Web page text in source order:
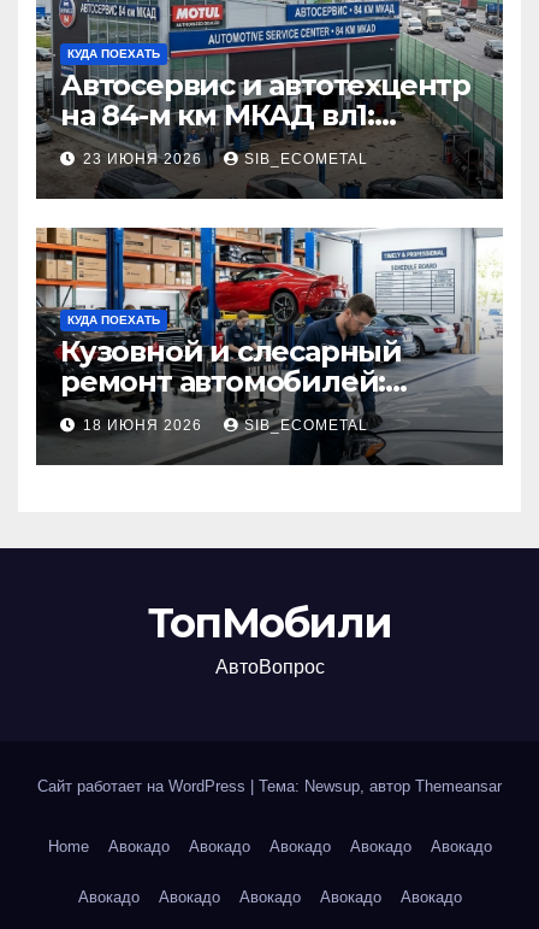
КУДА ПОЕХАТЬ
Автосервис и автотехцентр
на 84-м км МКАД вл1:
описание услуг и режим
работы
23 ИЮНЯ 2026 SIB_ECOMETAL
КУДА ПОЕХАТЬ
Кузовной и слесарный
ремонт автомобилей:
наличие оригинальных
запчастей производителя
и сроки выполнения работ
18 ИЮНЯ 2026 SIB_ECOMETAL
ТопМобили
АвтоВопрос
Сайт работает на WordPress Тема: Newsup, автор Themeansar
Home Авокадо Авокадо Авокадо Авокадо Авокадо
Авокадо Авокадо Авокадо Авокадо Авокадо